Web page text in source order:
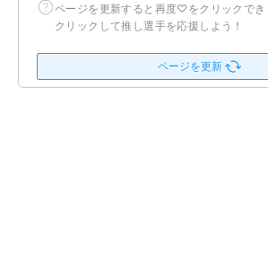
ページを更新すると再度♡をクリックでき
クリックして推し選手を応援しよう！
ページを更新